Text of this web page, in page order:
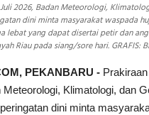
2026, Badan Meteorologi,
dini minta masyarakat waspada
lebat yang dapat disertai petir dan
Riau pada siang/sore hari. GRAFIS:
PEKANBARU -
Meteorologi, Klimatologi, dan
dini minta